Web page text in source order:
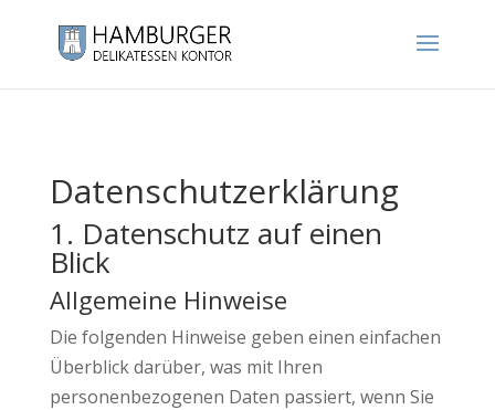
Datenschutzerklärung
1. Datenschutz auf einen
Blick
Allgemeine Hinweise
Die folgenden Hinweise geben einen einfachen
Überblick darüber, was mit Ihren
personenbezogenen Daten passiert, wenn Sie